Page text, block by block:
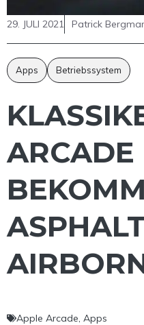
29. JULI 2021 Patrick
Apps Betriebssystem
ARCADE
Apple Arcade, Apps